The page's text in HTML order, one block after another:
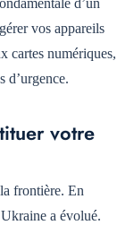
vos appareils
cartes numériques,
d’urgence.
votre
frontière. En
a évolué.